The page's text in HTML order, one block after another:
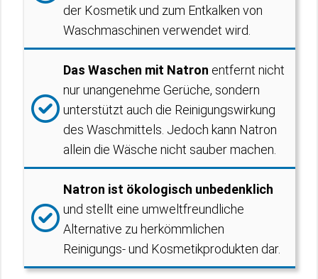
der Kosmetik und zum Entkalken von
Waschmaschinen verwendet wird.
Das Waschen mit Natron entfernt nicht
nur unangenehme Gerüche, sondern
unterstützt auch die Reinigungswirkung
des Waschmittels. Jedoch kann Natron
allein die Wäsche nicht sauber machen.
Natron ist ökologisch unbedenklich
und stellt eine umweltfreundliche
Alternative zu herkömmlichen
Reinigungs- und Kosmetikprodukten dar.